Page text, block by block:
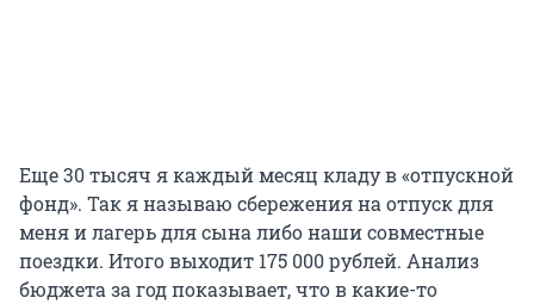
Еще30 тысяч я каждый месяц кладу в «отпускной
фонд». Так я называю сбережения на отпуск для
меня и лагерь для сына либо наши совместные
поездки. Итого выходит 175 000 рублей. Анализ
бюджета за год показывает, что в какие-то